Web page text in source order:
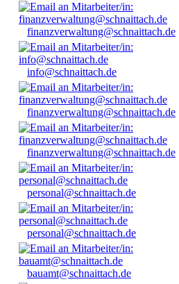
finanzverwaltung@schnaittach.de
info@schnaittach.de
finanzverwaltung@schnaittach.de
finanzverwaltung@schnaittach.de
personal@schnaittach.de
personal@schnaittach.de
bauamt@schnaittach.de